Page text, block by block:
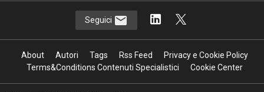
Seguici
About Autori Tags Rss Feed
Privacy e Cookie Policy
Terms&Conditions Contenuti Specialistici
Cookie Center